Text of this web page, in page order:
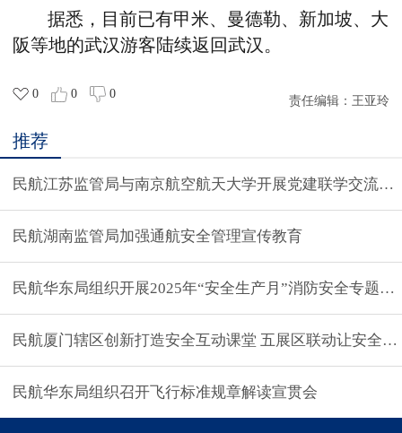
据悉，目前已有甲米、曼德勒、新加坡、大
阪等地的武汉游客陆续返回武汉。
0 0 0
责任编辑： 王亚玲
推荐
民航江苏监管局与南京航空航天大学开展党建联学交流活
民航湖南监管局加强通航安全管理宣传教育
民航华东局组织开展2025年“安全生产月”消防安全专题培
民航厦门辖区创新打造安全互动课堂 五展区联动让安全知
民航华东局组织召开飞行标准规章解读宣贯会